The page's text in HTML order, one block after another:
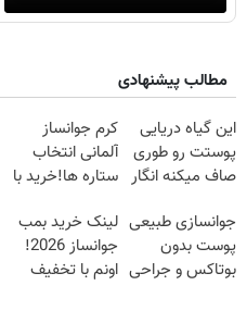
مطالب پیشنهادی
این گیاه دریایی
پوستت رو طوری
صاف میکنه انگار
شدی🔥
کرم جوانساز
آلمانی انتخاب
ستاره ها!خرید با
جوانسازی طبیعی
پوست بدون
بوتاکس و جراحی
لینک خرید بمب
جوانساز 2026!
اونم با تخفیف